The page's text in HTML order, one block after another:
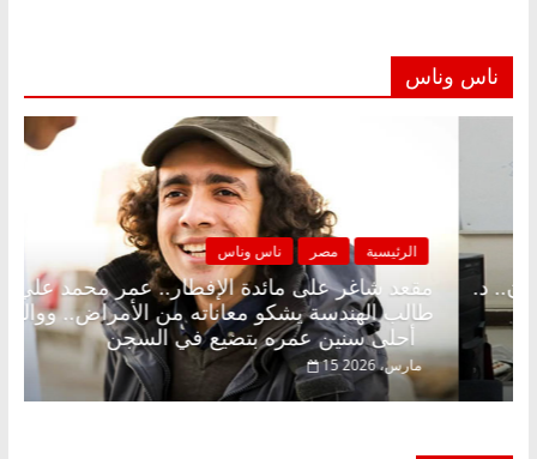
ناس وناس
الرئيسية
مقعد شاغر على
طالب الهندسة
أحلى سنين عمره بتضيع في السجن
15 مارس، 2026
ناس وناس
الإفطار وبلكونة بلا زينة رمضان.. د.
خبير اقتصادي في انتظار حلم